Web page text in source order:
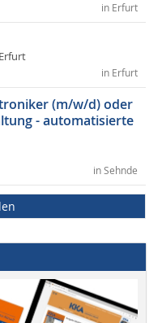
in Erfurt
in Erfurt
(m/w/d) oder
- automatisierte
in Sehnde